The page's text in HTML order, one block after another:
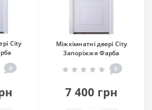
City
0
Міжкімнатні двері City
Запоріжжя Фарба
0
7 400 грн